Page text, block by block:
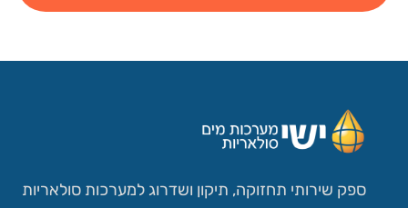
ספק שירותי תחזוקה, תיקון ושדרוג למערכות סולאריות